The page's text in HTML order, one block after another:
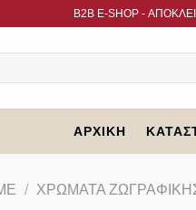
B2B Ε-SHOP -
ΑΡΧΙΚΉ
/ ΧΡΏΜΑΤΑ